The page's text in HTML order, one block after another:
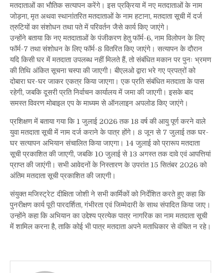
मतदाताओं का भौतिक सत्यापन करेंगे। इस प्रक्रिया में नए मतदाताओं के नाम
जोड़ना, मृत अथवा स्थानांतरित मतदाताओं के नाम हटाना, मतदाता सूची में दर्ज
त्रुटियों का संशोधन तथा पते में परिवर्तन जैसे कार्य किए जाएंगे।
उन्होंने बताया कि नए मतदाताओं के पंजीकरण हेतु फॉर्म-6, नाम विलोपन के लिए
फॉर्म-7 तथा संशोधन के लिए फॉर्म-8 वितरित किए जाएंगे। सत्यापन के दौरान
यदि किसी घर में मतदाता उपलब्ध नहीं मिलते हैं, तो संबंधित मकान पर पुनः भ्रमण
की तिथि अंकित सूचना चस्पा की जाएगी। बीएलओ द्वारा भरे गए प्रपत्रों को
दोबारा घर-घर जाकर एकत्र किया जाएगा। एक प्रति संबंधित मतदाता के पास
रहेगी, जबकि दूसरी प्रति निर्वाचन कार्यालय में जमा की जाएगी। इसके बाद
समस्त विवरण मोबाइल एप के माध्यम से ऑनलाइन अपलोड किए जाएंगे।
प्रशिक्षण में बताया गया कि 1 जुलाई 2026 तक 18 वर्ष की आयु पूर्ण करने वाले
युवा मतदाता सूची में नाम दर्ज कराने के पात्र होंगे। 8 जून से 7 जुलाई तक घर-
घर सत्यापन अभियान संचालित किया जाएगा। 14 जुलाई को प्रारूप मतदाता
सूची प्रकाशित की जाएगी, जबकि 10 जुलाई से 13 अगस्त तक दावे एवं आपत्तियां
प्राप्त की जाएंगी। सभी आवेदनों के निस्तारण के उपरांत 15 सितंबर 2026 को
अंतिम मतदाता सूची प्रकाशित की जाएगी।
संयुक्त मजिस्ट्रेट दीक्षिता जोशी ने सभी कार्मिकों को निर्देशित करते हुए कहा कि
पुनरीक्षण कार्य पूरी पारदर्शिता, गंभीरता एवं जिम्मेदारी के साथ संपादित किया जाए।
उन्होंने कहा कि अभियान का उद्देश्य प्रत्येक पात्र नागरिक का नाम मतदाता सूची
में शामिल करना है, ताकि कोई भी पात्र मतदाता अपने मताधिकार से वंचित न रहे।